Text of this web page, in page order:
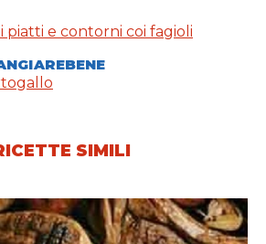
piatti e contorni coi fagioli
SIMILI